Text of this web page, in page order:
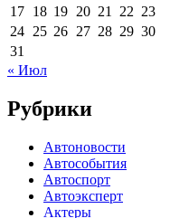
17 18 19 20 21 22 23
24 25 26 27 28 29 30
31
« Июл
Рубрики
Автоновости
Автособытия
Автоспорт
Автоэксперт
Актеры